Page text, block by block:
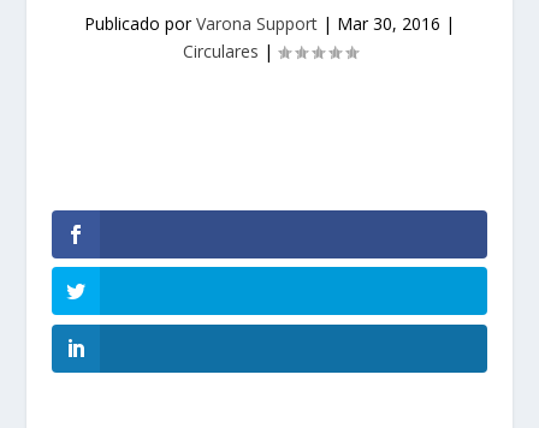
Publicado porVarona Support | Mar 30, 2016 |
Circulares |